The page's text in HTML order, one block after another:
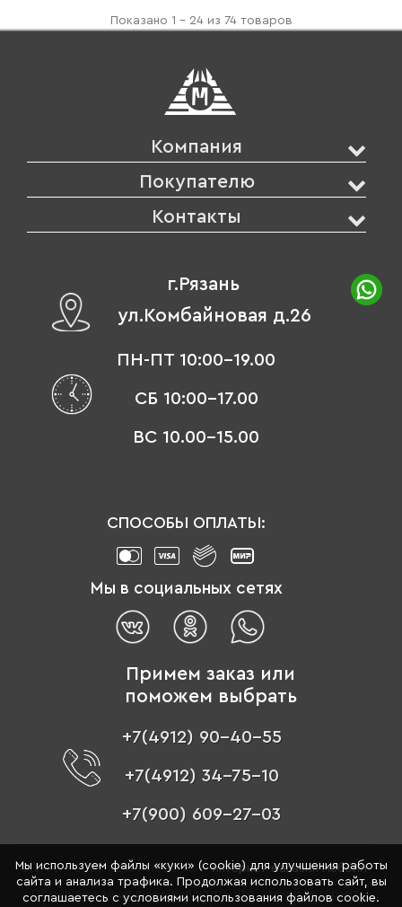
Показано 1 - 24 из 74 товаров
Компания
Покупателю
Контакты
г.Рязань
ул.Комбайновая д.26
ПН-ПТ 10:00-19.00
СБ 10:00-17.00
ВС 10.00-15.00
СПОСОБЫ ОПЛАТЫ:
Мы в социальных сетях
Примем заказ или
поможем выбрать
+7(4912) 90-40-55
+7(4912) 34-75-10
+7(900) 609-27-03
© 1996 - 2026 «Цвет мебели» –интернет-магазин мебели
Обращаем ваше внимание на то, что данный интернет-
Мы используем файлы «куки» (cookie) для улучшения работы
сайта и анализа трафика. Продолжая использовать сайт, вы
соглашаетесь с условиями использования файлов cookie.